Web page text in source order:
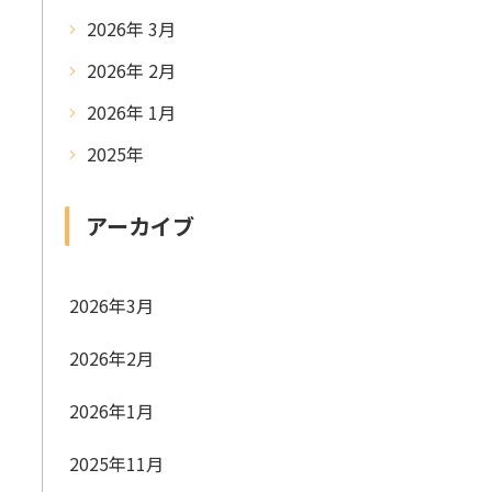
2026年 3月
2026年 2月
2026年 1月
2025年
アーカイブ
2026年3月
2026年2月
2026年1月
2025年11月